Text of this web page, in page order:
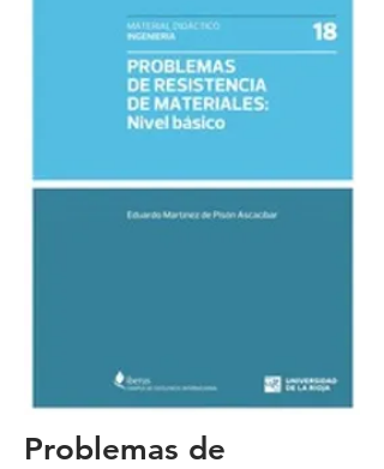
Problemas de